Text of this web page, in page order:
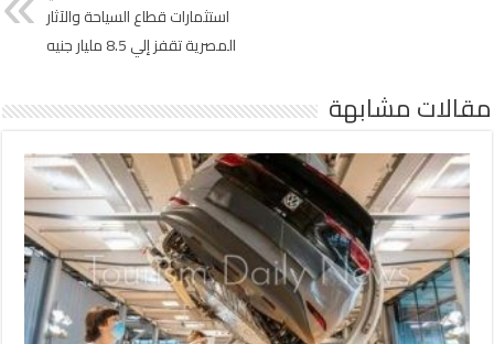
استثمارات قطاع السياحة والآثار
المصرية تقفز إلي 8.5 مليار جنيه
مقالات مشابهة